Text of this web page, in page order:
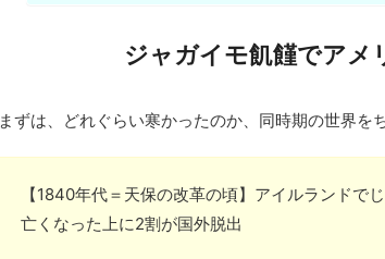
ジャガイモ飢饉でアメ
まずは、どれぐらい寒かったのか、同時期の世界を
【1840年代＝天保の改革の頃】アイルランドで
亡くなった上に2割が国外脱出